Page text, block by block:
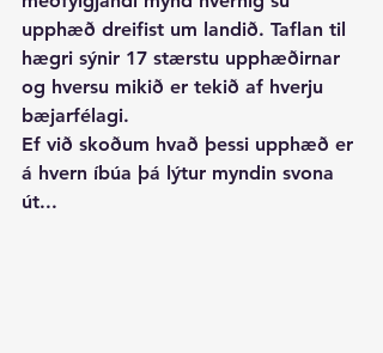
upphæð dreifist um landið. Taflan til
hægri sýnir 17 stærstu upphæðirnar
og hversu mikið er tekið af hverju
bæjarfélagi.
Ef við skoðum hvað þessi upphæð er
á hvern íbúa þá lýtur myndin svona
út...